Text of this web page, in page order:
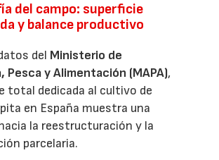
del campo: superficie
y balance productivo
del Ministerio de
Pesca y Alimentación (MAPA),
total dedicada al cultivo de
en España muestra una
la reestructuración y la
parcelaria.